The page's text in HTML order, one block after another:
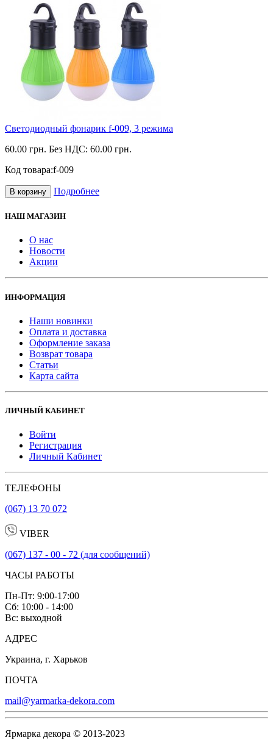
Светодиодный фонарик f-009, 3 режима
60.00 грн. Без НДС: 60.00 грн.
Код товара:f-009
В корзину Подробнее
НАШ МАГАЗИН
О нас
Новости
Акции
ИНФОРМАЦИЯ
Наши новинки
Оплата и доставка
Оформление заказа
Возврат товара
Статьи
Карта сайта
ЛИЧНЫЙ КАБИНЕТ
Войти
Регистрация
Личный Кабинет
ТЕЛЕФОНЫ
(067) 13 70 072
VIBER
(067) 137 - 00 - 72 (для сообщений)
ЧАСЫ РАБОТЫ
Пн-Пт: 9:00-17:00
Сб: 10:00 - 14:00
Вс: выходной
АДРЕС
Украина, г. Харьков
ПОЧТА
mail@yarmarka-dekora.com
Ярмарка декора © 2013-2023